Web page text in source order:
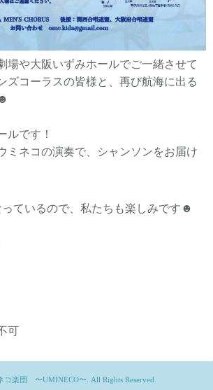
場や大阪いずみホールでご一緒させて
ズコーラスの皆様と、再び航海に出る
ルです！
ミネコの演奏で、シャンソンをお届け
っているので、私たちも楽しみです☻
可
コ楽団 〜UMINECO〜 . All Rights Reserved.